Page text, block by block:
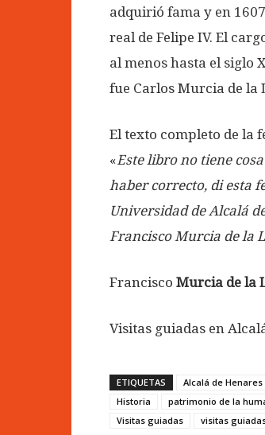
adquirió fama y en
real de Felipe IV. El
al menos hasta el siglo
fue Carlos Murcia de la
El texto completo de la
«Este libro no tiene
haber correcto, di esta
Universidad de Alcalá
Francisco Murcia de la
Francisco Murcia de la
Visitas guiadas en
ETIQUETAS Alcalá de Henares
Historia
patrimonio de la
Visitas guiadas
visitas